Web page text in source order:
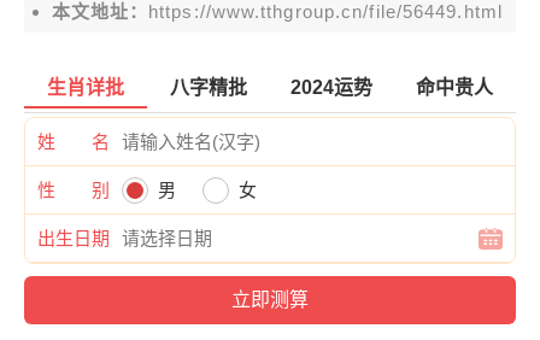
本文地址： https://www.tthgroup.cn/file/56449.html
生肖详批 八字精批 2024运势 命中贵人
姓 名
性 别 男 女
出生日期